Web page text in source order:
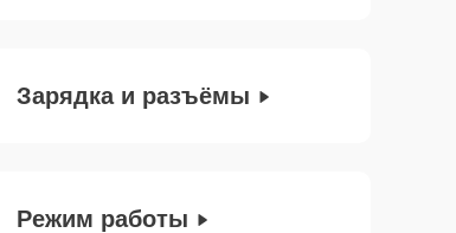
Зарядка и разъёмы
Режим работы